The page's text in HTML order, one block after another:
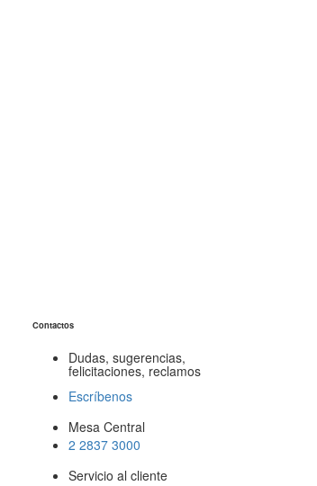
Contactos
Dudas, sugerencias,
felicitaciones, reclamos
Escríbenos
Mesa Central
2 2837 3000
Servicio al cliente